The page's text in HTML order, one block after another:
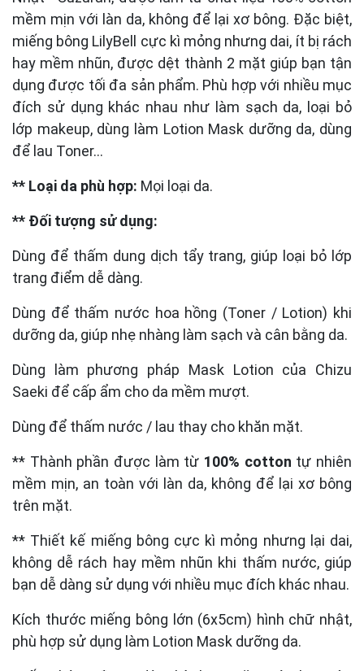
mềm mịn với làn da, không để lại xơ bông. Đặc biệt,
miếng bông LilyBell cực kì mỏng nhưng dai, ít bị rách
hay mềm nhũn, được dệt thành 2 mặt giúp bạn tận
dụng được tối đa sản phẩm. Phù hợp với nhiều mục
đích sử dụng khác nhau như làm sạch da, loại bỏ
lớp makeup, dùng làm Lotion Mask dưỡng da, dùng
để lau Toner...
** Loại da phù hợp: Mọi loại da.
** Đối tượng sử dụng:
Dùng để thấm dung dịch tẩy trang, giúp loại bỏ lớp
trang điểm dễ dàng.
Dùng để thấm nước hoa hồng (Toner / Lotion) khi
dưỡng da, giúp nhẹ nhàng làm sạch và cân bằng da.
Dùng làm phương pháp Mask Lotion của Chizu
Saeki để cấp ẩm cho da mềm mượt.
Dùng để thấm nước / lau thay cho khăn mặt.
** Thành phần được làm từ 100% cotton tự nhiên
mềm mịn, an toàn với làn da, không để lại xơ bông
trên mặt.
** Thiết kế miếng bông cực kì mỏng nhưng lại dai,
không dễ rách hay mềm nhũn khi thấm nước, giúp
bạn dễ dàng sử dụng với nhiều mục đích khác nhau.
Kích thước miếng bông lớn (6x5cm) hình chữ nhật,
phù hợp sử dụng làm Lotion Mask dưỡng da.